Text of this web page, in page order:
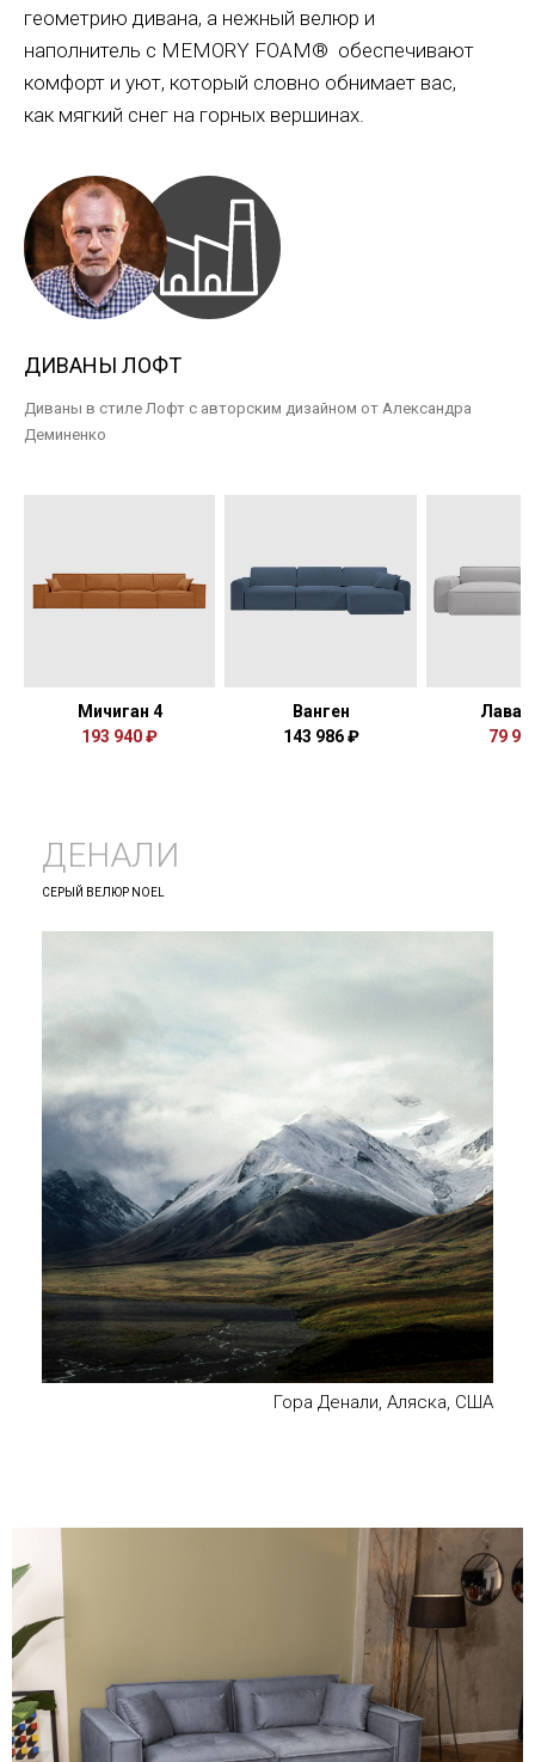
геометрию дивана, а нежный велюр и
наполнитель с MEMORY FOAM® обеспечивают
комфорт и уют, который словно обнимает вас,
как мягкий снег на горных вершинах.
ДИВАНЫ ЛОФТ
Диваны в стиле Лофт с авторским дизайном от Александра
Деминенко
Мичиган 4
193 940 ₽
Ванген
143 986 ₽
79
ДЕНАЛИ
СЕРЫЙ ВЕЛЮР NOEL
Гора Денали, Аляска, США